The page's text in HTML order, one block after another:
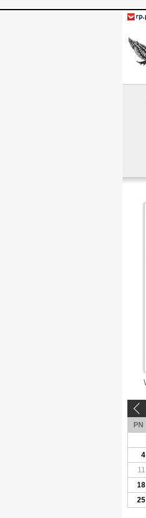
PN
4
11
18
25